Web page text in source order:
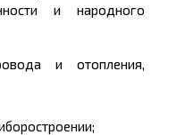
и народного
и отопления,